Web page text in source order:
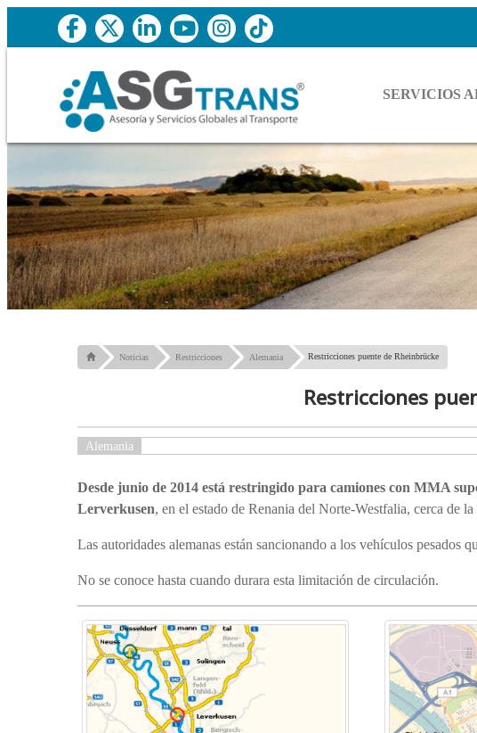
SERVICIOS
Noticias Restricciones Alemania Restricciones puente de Rheinbrücke
Restricciones
Alemania
Desde junio de 2014 está restringido para camiones con MMA
Lerverkusen, en el estado de Renania del Norte-Westfalia, cerca de
Las autoridades alemanas están sancionando a los vehículos pesados
No se conoce hasta cuando durara esta limitación de circulación.